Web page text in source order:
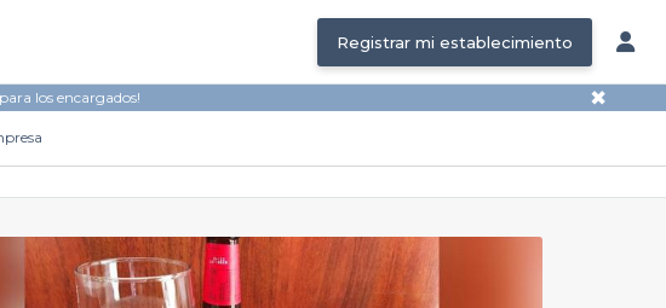
Registrar mi establecimiento
los encargados! ✖